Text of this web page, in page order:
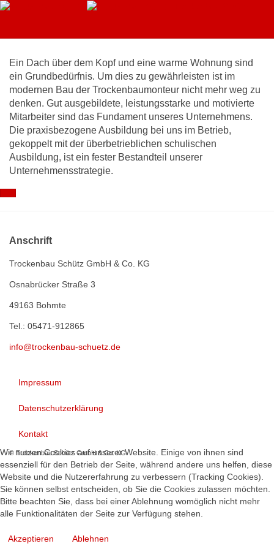
Ein Dach über dem Kopf und eine warme Wohnung sind
ein Grundbedürfnis. Um dies zu gewährleisten ist im
modernen Bau der Trockenbaumonteur nicht mehr weg zu
denken. Gut ausgebildete, leistungsstarke und motivierte
Mitarbeiter sind das Fundament unseres Unternehmens.
Die praxisbezogene Ausbildung bei uns im Betrieb,
gekoppelt mit der überbetrieblichen schulischen
Ausbildung, ist ein fester Bestandteil unserer
Unternehmensstrategie.
Anschrift
Trockenbau Schütz GmbH & Co. KG
Osnabrücker Straße 3
49163 Bohmte
Tel.: 05471-912865
info@trockenbau-schuetz.de
Impressum
Datenschutzerklärung
Kontakt
© Trockenbau Schütz GmbH & Co. KG
Wir nutzen Cookies auf unserer Website. Einige von ihnen sind
essenziell für den Betrieb der Seite, während andere uns helfen, diese
Website und die Nutzererfahrung zu verbessern (Tracking Cookies).
Sie können selbst entscheiden, ob Sie die Cookies zulassen möchten.
Bitte beachten Sie, dass bei einer Ablehnung womöglich nicht mehr
alle Funktionalitäten der Seite zur Verfügung stehen.
Akzeptieren Ablehnen